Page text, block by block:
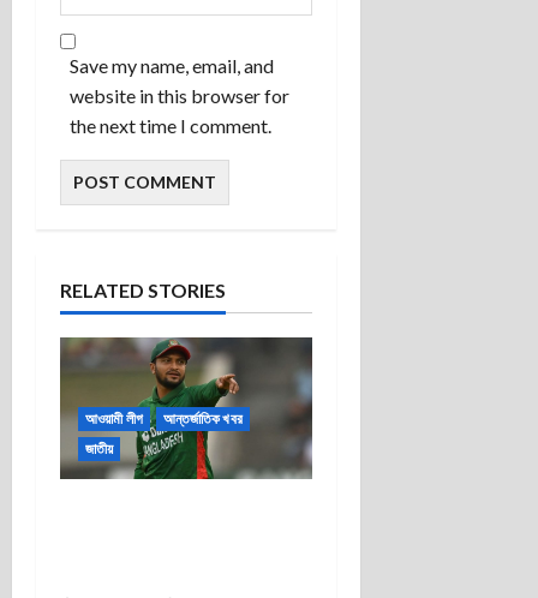
Save my name, email, and
website in this browser for
the next time I comment.
RELATED STORIES
আওয়ামী লীগ
আন্তর্জাতিক খবর
জাতীয়